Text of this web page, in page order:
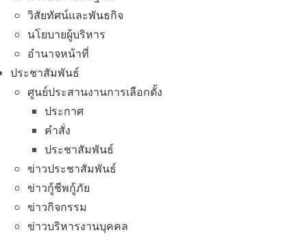
วิสัยทัศน์และพันธกิจ
นโยบายผู้บริหาร
อํานาจหน้าที่
ประชาสัมพันธ์
ศูนย์ประสานงานการเลือกตั้ง
ประกาศ
คำสั่ง
ประชาสัมพันธ์
ข่าวประชาสัมพันธ์
ข่าวกู้ชีพกู้ภัย
ข่าวกิจกรรม
ข่าวบริหารงานบุคคล